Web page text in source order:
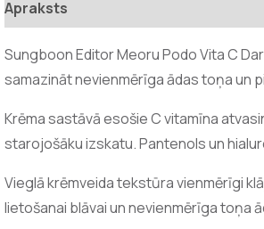
Apraksts
Sungboon Editor Meoru Podo Vita C
samazināt nevienmērīga ādas toņa un
Krēma sastāvā esošie C vitamīna
starojošāku izskatu. Pantenols un
Vieglā krēmveida tekstūra vienmērīgi
lietošanai blāvai un nevienmērīga toņa